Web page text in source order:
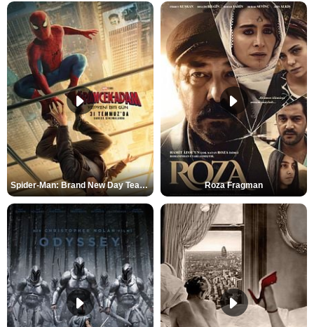
Spider-Man: Brand New Day Teaser Roza Fragman